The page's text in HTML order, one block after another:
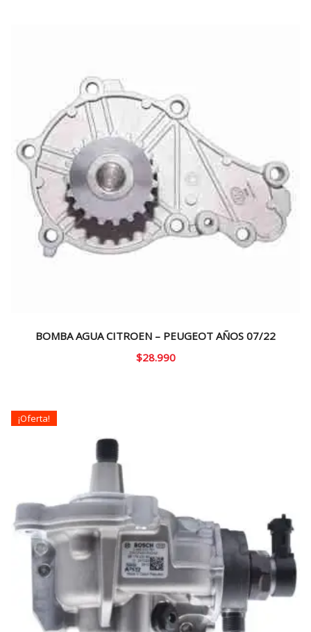
BOMBA AGUA CITROEN – PEUGEOT AÑOS 07/22
$28.990
¡Oferta!